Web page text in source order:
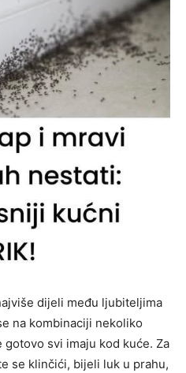
dijeli među ljubiteljima
na kombinaciji nekoliko
svi imaju kod kuće. Za
se klinčići, bijeli luk u prahu,